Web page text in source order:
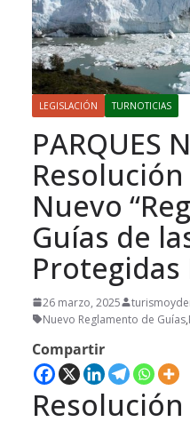
LEGISLACIÓN TURNOTICIAS
PARQUES
Resolución
Nuevo
Guías de
Protegidas
26 marzo, 2025
Nuevo Reglamento de Guías,
Compartir